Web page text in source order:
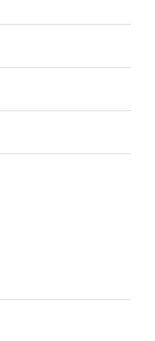
अधिक कीमत पर